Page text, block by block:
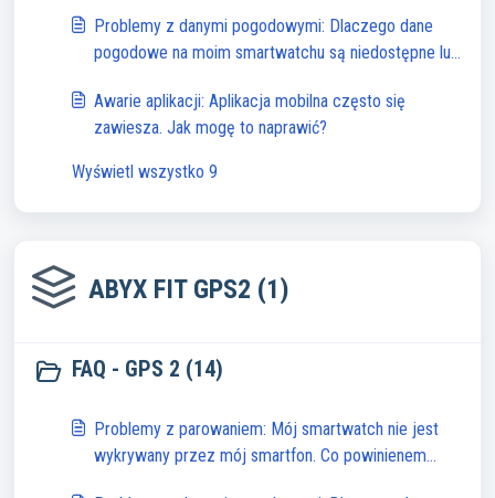
Problemy z danymi pogodowymi: Dlaczego dane
pogodowe na moim smartwatchu są niedostępne lub
Awarie aplikacji: Aplikacja mobilna często się
zawiesza. Jak mogę to naprawić?
Wyświetl wszystko 9
ABYX FIT GPS2 (1)
FAQ - GPS 2 (14)
Problemy z parowaniem: Mój smartwatch nie jest
wykrywany przez mój smartfon. Co powinienem